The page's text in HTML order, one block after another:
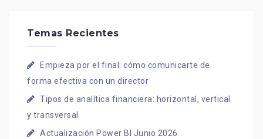
Temas Recientes
Empieza por el final: cómo comunicarte de
forma efectiva con un director
Tipos de analítica financiera: horizontal, vertical
y transversal
Actualización Power BI Junio 2026